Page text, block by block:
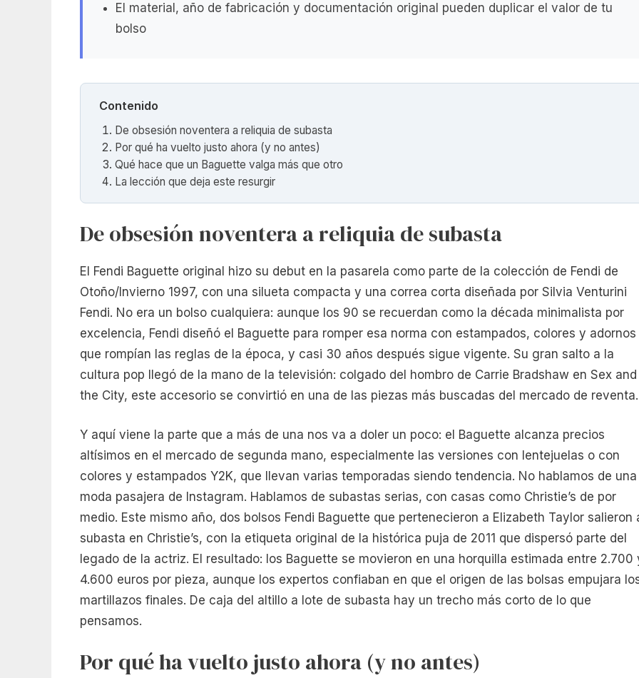
El material, año de fabricación y documentación original pueden duplicar el valor de tu
bolso
Contenido
De obsesión noventera a reliquia de subasta
Por qué ha vuelto justo ahora (y no antes)
Qué hace que un Baguette valga más que otro
La lección que deja este resurgir
De obsesión noventera a reliquia de subasta
El Fendi Baguette original hizo su debut en la pasarela como parte de la colección de Fendi de
Otoño/Invierno 1997, con una silueta compacta y una correa corta diseñada por Silvia Venturini
Fendi. No era un bolso cualquiera: aunque los 90 se recuerdan como la década minimalista por
excelencia, Fendi diseñó el Baguette para romper esa norma con estampados, colores y adornos
que rompían las reglas de la época, y casi 30 años después sigue vigente. Su gran salto a la
cultura pop llegó de la mano de la televisión: colgado del hombro de Carrie Bradshaw en Sex and
the City, este accesorio se convirtió en una de las piezas más buscadas del mercado de reventa.
Y aquí viene la parte que a más de una nos va a doler un poco: el Baguette alcanza precios
altísimos en el mercado de segunda mano, especialmente las versiones con lentejuelas o con
colores y estampados Y2K, que llevan varias temporadas siendo tendencia. No hablamos de una
moda pasajera de Instagram. Hablamos de subastas serias, con casas como Christie’s de por
medio. Este mismo año, dos bolsos Fendi Baguette que pertenecieron a Elizabeth Taylor salieron
subasta en Christie’s, con la etiqueta original de la histórica puja de 2011 que dispersó parte del
legado de la actriz. El resultado: los Baguette se movieron en una horquilla estimada entre 2.700
4.600 euros por pieza, aunque los expertos confiaban en que el origen de las bolsas empujara
martillazos finales. De caja del altillo a lote de subasta hay un trecho más corto de lo que
pensamos.
Por qué ha vuelto justo ahora (y no antes)